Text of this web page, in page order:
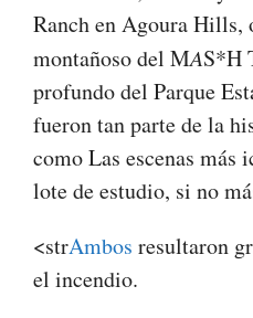
Ranch en Agoura Hills,
montañoso del MAS*H
profundo del Parque
fueron tan parte de la
como Las escenas más
lote de estudio, si no
<strAmbos resultaron
el incendio.